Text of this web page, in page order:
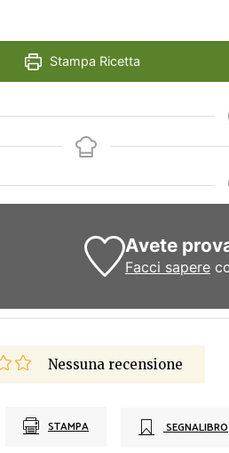
Stampa Ricetta
Avete
Facci sapere
Nessuna recensione
STAMPA SEGNALIBRO